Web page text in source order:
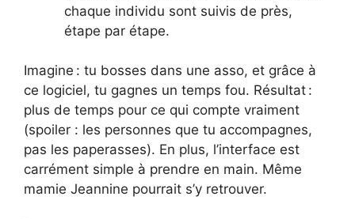
chaque individu sont suivis de près,
étape par étape.
Imagine : tu bosses dans une asso, et grâce à
ce logiciel, tu gagnes un temps fou. Résultat :
plus de temps pour ce qui compte vraiment
(spoiler : les personnes que tu accompagnes,
pas les paperasses). En plus, l’interface est
carrément simple à prendre en main. Même
mamie Jeannine pourrait s’y retrouver.